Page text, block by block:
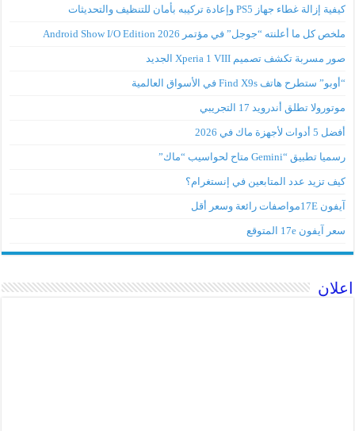
كيفية إزالة غطاء جهاز PS5 وإعادة تركيبه بأمان للتنظيف والتحديثات
ملخص كل ما أعلنته “جوجل” في مؤتمر Android Show I/O Edition 2026
صور مسربة تكشف تصميم Xperia 1 VIII الجديد
“أوبو” ستطرح هاتف Find X9s في الأسواق العالمية
موتورولا تطلق أندرويد 17 التجريبي
أفضل 5 أدوات لأجهزة ماك في 2026
رسميا تطبيق “Gemini متاح لحواسيب “ماك”
كيف تزيد عدد المتابعين في إنستغرام؟
آيفون 17Eمواصفات رائعة وسعر أقل
سعر آيفون 17e المتوقع
اعلان